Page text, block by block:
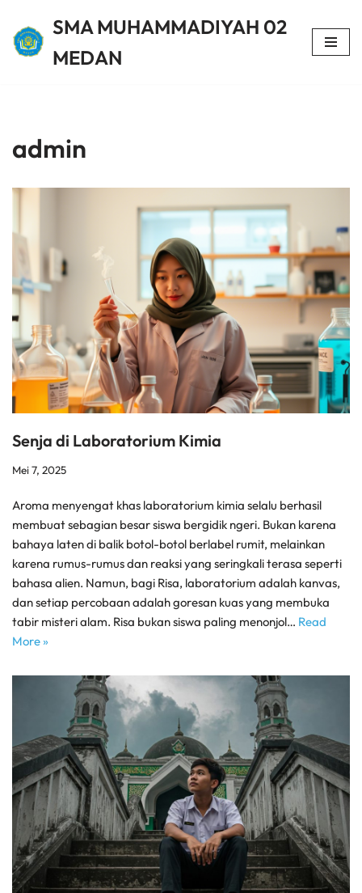
Lompat
SMA MUHAMMADIYAH 02
MEDAN
admin
Senja di Laboratorium Kimia
Mei 7, 2025
Aroma menyengat khas laboratorium kimia selalu berhasil
membuat sebagian besar siswa bergidik ngeri. Bukan karena
bahaya laten di balik botol-botol berlabel rumit, melainkan
karena rumus-rumus dan reaksi yang seringkali terasa seperti
bahasa alien. Namun, bagi Risa, laboratorium adalah kanvas,
dan setiap percobaan adalah goresan kuas yang membuka
tabir misteri alam. Risa bukan siswa paling menonjol… Read
More »